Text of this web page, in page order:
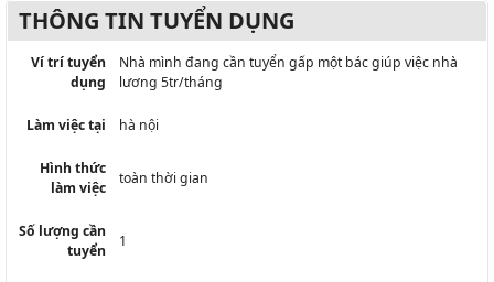
THÔNG TIN TUYỂN DỤNG
Ví trí tuyển
dụng
Nhà mình đang cần tuyển gấp một bác giúp việc nhà
lương 5tr/tháng
Làm việc tại hà nội
Hình thức
làm việc
toàn thời gian
Số lượng cần
tuyển
1